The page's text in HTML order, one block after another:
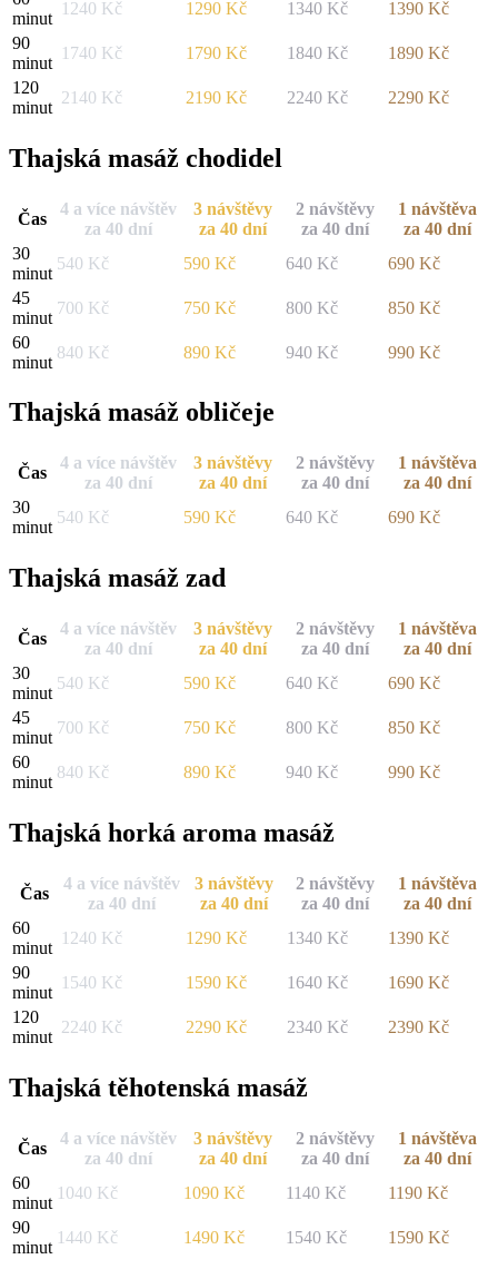
minut
1240 Kč 1290 Kč 1340 Kč 1390 Kč
90
minut
1740 Kč 1790 Kč 1840 Kč 1890 Kč
120
minut
2140 Kč 2190 Kč 2240 Kč 2290 Kč
Thajská masáž chodidel
Čas
4 a více návštěv
za 40 dní
3 návštěvy
za 40 dní
2 návštěvy
za 40 dní
1 návštěva
za 40 dní
30
minut
540 Kč 590 Kč 640 Kč 690 Kč
45
minut
700 Kč 750 Kč 800 Kč 850 Kč
60
minut
840 Kč 890 Kč 940 Kč 990 Kč
Thajská masáž obličeje
Čas
4 a více návštěv
za 40 dní
3 návštěvy
za 40 dní
2 návštěvy
za 40 dní
1 návštěva
za 40 dní
30
minut
540 Kč 590 Kč 640 Kč 690 Kč
Thajská masáž zad
Čas
4 a více návštěv
za 40 dní
3 návštěvy
za 40 dní
2 návštěvy
za 40 dní
1 návštěva
za 40 dní
30
minut
540 Kč 590 Kč 640 Kč 690 Kč
45
minut
700 Kč 750 Kč 800 Kč 850 Kč
60
minut
840 Kč 890 Kč 940 Kč 990 Kč
Thajská horká aroma masáž
Čas
4 a více návštěv
za 40 dní
3 návštěvy
za 40 dní
2 návštěvy
za 40 dní
1 návštěva
za 40 dní
60
minut
1240 Kč 1290 Kč 1340 Kč 1390 Kč
90
minut
1540 Kč 1590 Kč 1640 Kč 1690 Kč
120
minut
2240 Kč 2290 Kč 2340 Kč 2390 Kč
Thajská těhotenská masáž
Čas
4 a více návštěv
za 40 dní
3 návštěvy
za 40 dní
2 návštěvy
za 40 dní
1 návštěva
za 40 dní
60
minut
1040 Kč 1090 Kč 1140 Kč 1190 Kč
90
minut
1440 Kč 1490 Kč 1540 Kč 1590 Kč